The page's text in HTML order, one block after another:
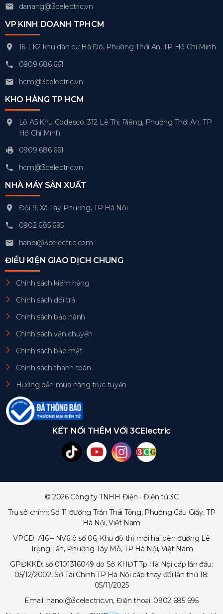
danang@3celectric.vn
VP KINH DOANH TPHCM
16-LK2 khu dân cư Hà Đô, Phường Thới An, TP Hồ Chí Minh
0909 686 661
hcm@3celectric.vn
KHO HÀNG TP HCM
Lô A5 Khu Codesco, 312 Lê Thị Riêng, Phường Thới An, TP
Hồ Chí Minh
0909 686 661
hcm@3celectric.vn
NHÀ MÁY SẢN XUẤT
Đội 9, Xã Tây Phương, TP Hà Nội
0902 685 695
hanoi@3celectric.com
ĐIỀU KIỆN GIAO DỊCH CHUNG
Chính sách kiểm hàng
Chính sách đổi trả
Chính sách bảo hành
Chính sách vận chuyển
Chính sách bảo mật
Chính sách thanh toán
Hướng dẫn mua hàng trực tuyến
KẾT NỐI THÊM VỚI 3CElectric
© 2026 Công ty TNHH Điện - Điện tử 3C
Trụ sở chính: Số 11 đường Trần Thái Tông, Phường Cầu Giấy, TP
Hà Nội, Việt Nam
VPGD: A16 – NV6 ô số 06, Khu đô thị mới hai bên đường Lê
Trọng Tấn, Phường Tây Mỗ, TP Hà Nội, Việt Nam
GPĐKKD: số 0101316049 do Sở KHĐT Tp Hà Nội cấp lần đầu:
05/12/2002, Sở Tài Chính TP Hà Nội cấp thay đổi lần thứ 18:
05/11/2025
Email: hanoi@3celectric.vn, Điện thoại: 0902 685 695